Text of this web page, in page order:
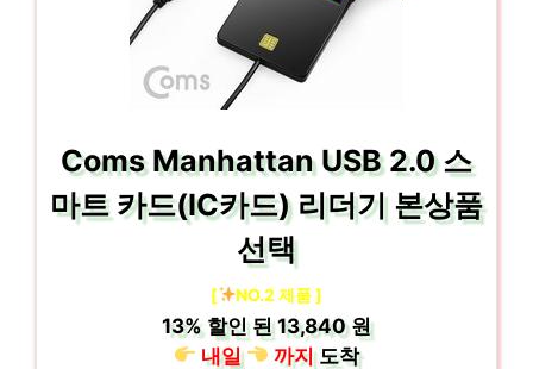
Coms Manhattan USB 2.0 스
마트 카드(IC카드) 리더기 본상품
선택
[ NO.2 제품 ]
13% 할인 된13,840 원
내일
까지도착